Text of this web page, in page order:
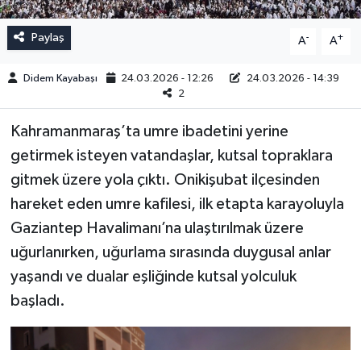
Paylaş A- A+
Didem Kayabaşı 24.03.2026 - 12:26
24.03.2026 - 14:39
2
Kahramanmaraş’ta umre ibadetini yerine
getirmek isteyen vatandaşlar, kutsal topraklara
gitmek üzere yola çıktı. Onikişubat ilçesinden
hareket eden umre kafilesi, ilk etapta karayoluyla
Gaziantep Havalimanı’na ulaştırılmak üzere
uğurlanırken, uğurlama sırasında duygusal anlar
yaşandı ve dualar eşliğinde kutsal yolculuk
başladı.